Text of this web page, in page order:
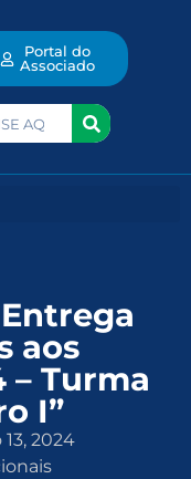
Portal do
Associado
aos
– Turma
I”
2024